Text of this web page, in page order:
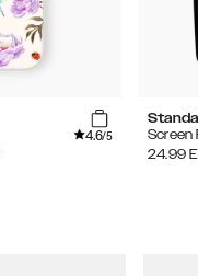
4.6/5
24.99